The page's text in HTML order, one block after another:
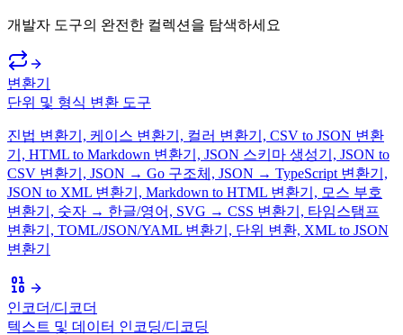
개발자 도구의 완전한 컬렉션을 탐색하세요
변환기
단위 및 형식 변환 도구
진법 변환기, 케이스 변환기, 컬러 변환기, CSV to JSON 변환
기, HTML to Markdown 변환기, JSON 스키마 생성기, JSON to
CSV 변환기, JSON → Go 구조체, JSON → TypeScript 변환기,
JSON to XML 변환기, Markdown to HTML 변환기, 모스 부호
변환기, 숫자 → 한글/영어, SVG → CSS 변환기, 타임스탬프
변환기, TOML/JSON/YAML 변환기, 단위 변환, XML to JSON
변환기
인코더/디코더
텍스트 및 데이터 인코딩/디코딩